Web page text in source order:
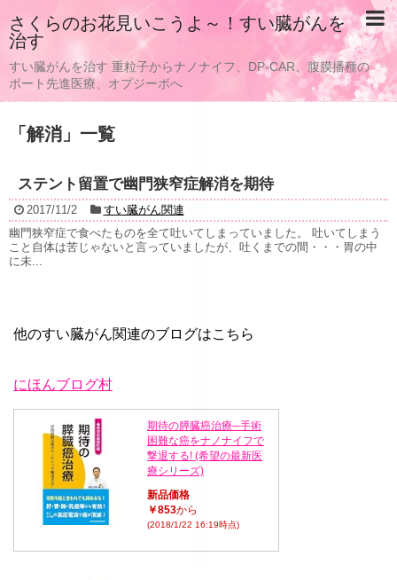
さくらのお花見いこうよ～！すい臓がんを
治す
すい臓がんを治す 重粒子からナノナイフ、DP-CAR、腹膜播種の
ポート先進医療、オプジーボへ
「 解消 」 一覧
ステント留置で幽門狭窄症解消を期待
2017/11/2
すい臓がん関連
幽門狭窄症で食べたものを全て吐いてしまっていました。 吐いてしまう
こと自体は苦じゃないと言っていましたが、吐くまでの間・・・胃の中
に未...
他のすい臓がん関連のブログはこちら
にほんブログ村
期待の膵臓癌治療─手術
困難な癌をナノナイフで
撃退する! (希望の最新医
療シリーズ)
新品価格
￥853から
(2018/1/22 16:19時点)